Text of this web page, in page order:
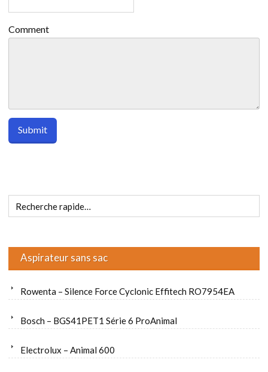
Comment
Aspirateur sans sac
Rowenta – Silence Force Cyclonic Effitech RO7954EA
Bosch – BGS41PET1 Série 6 ProAnimal
Electrolux – Animal 600